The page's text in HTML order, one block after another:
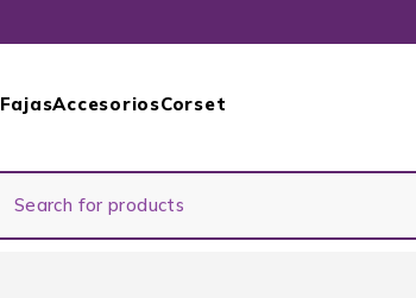
FajasAccesoriosCorset